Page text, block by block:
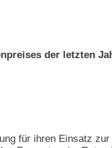
der letzten
für ihren Einsatz